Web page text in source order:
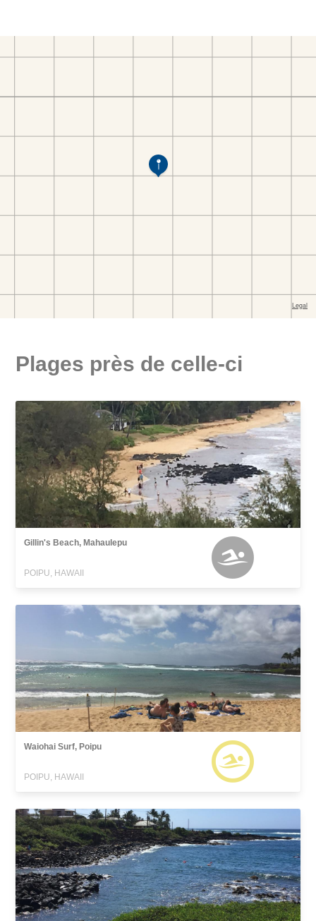
Plages près de celle-ci
Gillin's Beach, Mahaulepu
POIPU, HAWAII
Waiohai Surf, Poipu
POIPU, HAWAII